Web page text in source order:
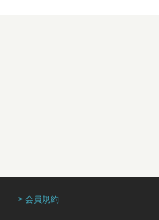
> 会員規約